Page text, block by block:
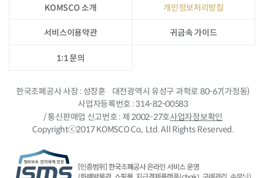
KOMSCO 소개 개인정보처리방침
서비스이용약관 귀금속 가이드
1:1 문의
한국조폐공사 사장 성창훈
대전광역시 유성구 과학로 80-67(가정동)
사업자등록번호 314-82-00583
/ 통신판매업 신고번호 제 2002-27호사업자정보확인
Copyrightⓒ2017 KOMSCO Co,. Ltd. All Rights Reserved.